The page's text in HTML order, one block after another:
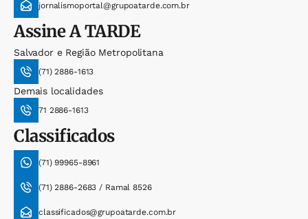
jornalismoportal@grupoatarde.com.br
AssineA TARDE
Salvador e Região Metropolitana
(71) 2886-1613
Demais localidades
71 2886-1613
Classificados
(71) 99965-8961
(71) 2886-2683 / Ramal 8526
classificados@grupoatarde.com.br